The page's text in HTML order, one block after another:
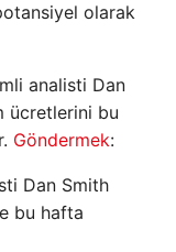
olarak
analisti Dan
ücretlerini bu
Göndermek:
Dan Smith
bu hafta